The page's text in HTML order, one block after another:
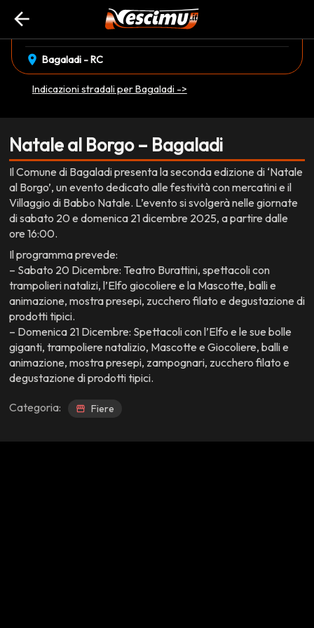
arrow_back
EVENTO CONCLUSO
sabato 20 Dicembre domenica 21 Dicembre
location_on Bagaladi - RC
Indicazioni stradali per Bagaladi ->
Natale al Borgo – Bagaladi
Il Comune di Bagaladi presenta la seconda edizione di ‘Natale
al Borgo’, un evento dedicato alle festività con mercatini e il
Villaggio di Babbo Natale. L’evento si svolgerà nelle giornate
di sabato 20 e domenica 21 dicembre 2025, a partire dalle
ore 16:00.
Il programma prevede:
– Sabato 20 Dicembre: Teatro Burattini, spettacoli con
trampolieri natalizi, l’Elfo giocoliere e la Mascotte, balli e
animazione, mostra presepi, zucchero filato e degustazione di
prodotti tipici.
– Domenica 21 Dicembre: Spettacoli con l’Elfo e le sue bolle
giganti, trampoliere natalizio, Mascotte e Giocoliere, balli e
animazione, mostra presepi, zampognari, zucchero filato e
degustazione di prodotti tipici.
Categoria: Fiere